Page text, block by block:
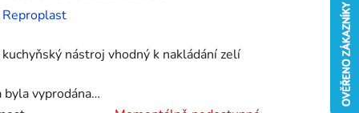
Reproplast
nástroj vhodný k nakládání zelí
byla vyprodána…